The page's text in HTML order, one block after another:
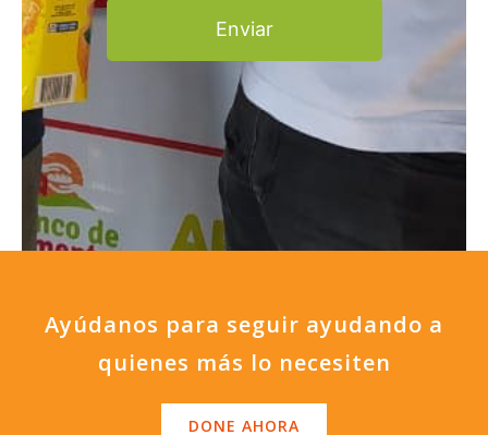
Enviar
Ayúdanos para seguir ayudando a
quienes más lo necesiten
DONE AHORA